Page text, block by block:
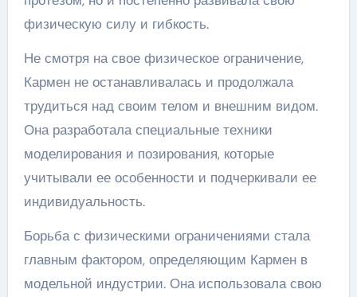
физическую силу и гибкость.
Не смотря на свое физическое ограничение,
Кармен не останавливалась и продолжала
трудиться над своим телом и внешним видом.
Она разработала специальные техники
моделирования и позирования, которые
учитывали ее особенности и подчеркивали ее
индивидуальность.
Борьба с физическими ограничениями стала
главным фактором, определяющим Кармен в
модельной индустрии. Она использовала свою